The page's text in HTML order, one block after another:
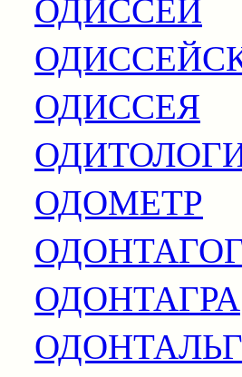
ОДИССЕЯ
ОДОМЕТР
ОДОНТАГРА